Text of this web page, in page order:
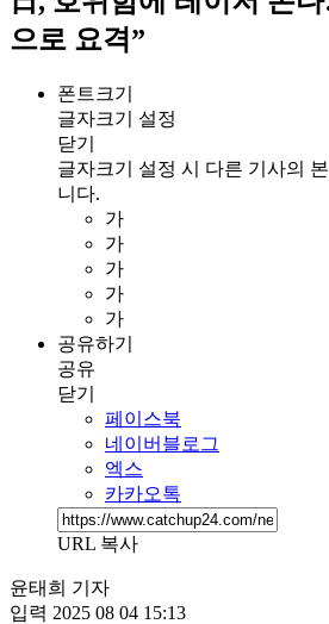
으로 요격”
폰트크기
글자크기 설정
닫기
글자크기 설정 시 다른 기사의
니다.
가
가
가
가
가
공유하기
공유
닫기
페이스북
네이버블로그
엑스
카카오톡
URL 복사
윤태희 기자
입력 2025 08 04 15:13